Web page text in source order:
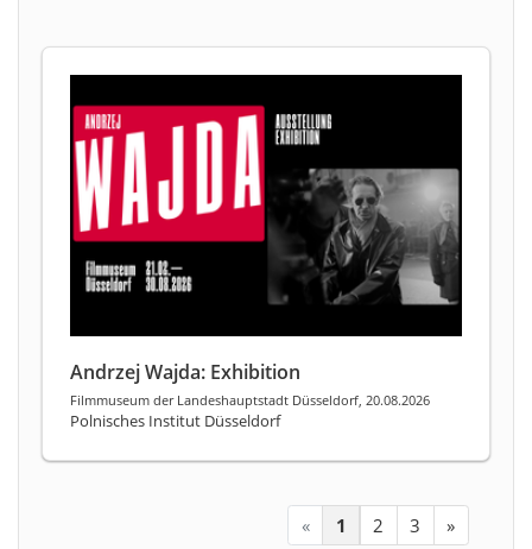
Andrzej Wajda: Exhibition
Filmmuseum der Landeshauptstadt Düsseldorf, 20.08.2026
Polnisches Institut Düsseldorf
« 1 2 3 »